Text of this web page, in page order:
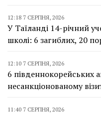
12:18 7 СЕРПНЯ, 2026
У Таїланді 14-річний
школі: 6 загиблих, 20
12:10 7 СЕРПНЯ, 2026
6 південнокорейських
несанкціонованому
11:40 7 СЕРПНЯ, 2026